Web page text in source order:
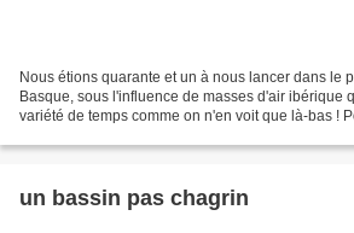
Nous étions quarante et un à nous lancer dans le
Basque, sous l'influence de masses d'air ibérique
variété de temps comme on n'en voit que là-bas !
un bassin pas chagrin